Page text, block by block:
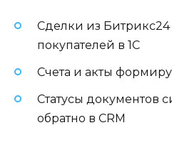
Сделки из Битрикс24
покупателей в 1С
Счета и акты
Статусы документов
обратно в CRM